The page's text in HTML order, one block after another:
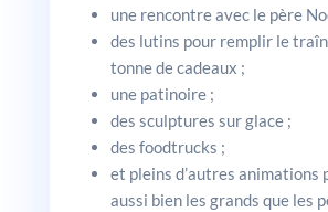
une rencontre avec le père
des lutins pour remplir le
tonne de cadeaux ;
une patinoire ;
des sculptures sur glace ;
des foodtrucks ;
et pleins d’autres animations
aussi bien les grands que les